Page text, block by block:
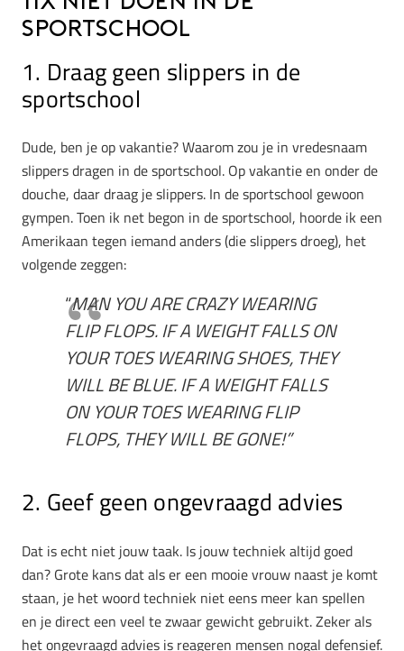
sportschool
1. Draag geen slippers in de
sportschool
Dude, ben je op vakantie? Waarom zou je in vredesnaam
slippers dragen in de sportschool. Op vakantie en onder de
douche, daar draag je slippers. In de sportschool gewoon
gympen. Toen ik net begon in de sportschool, hoorde ik een
Amerikaan tegen iemand anders (die slippers droeg), het
volgende zeggen:
“MAN YOU ARE CRAZY WEARING
FLIP FLOPS. IF A WEIGHT FALLS ON
YOUR TOES WEARING SHOES, THEY
WILL BE BLUE. IF A WEIGHT FALLS
ON YOUR TOES WEARING FLIP
FLOPS, THEY WILL BE GONE!”
2. Geef geen ongevraagd advies
Dat is echt niet jouw taak. Is jouw techniek altijd goed
dan? Grote kans dat als er een mooie vrouw naast je komt
staan, je het woord techniek niet eens meer kan spellen
en je direct een veel te zwaar gewicht gebruikt. Zeker als
het ongevraagd advies is reageren mensen nogal defensief.